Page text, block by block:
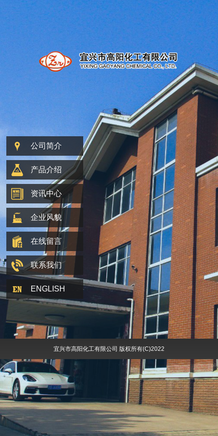
公司简介
产品介绍
资讯中心
企业风貌
在线留言
联系我们
ENGLISH
宜兴市高阳化工有限公司 版权所有(C)2022